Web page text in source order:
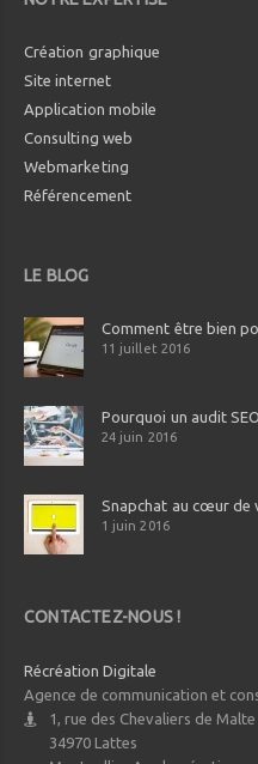
Création graphique
Site internet
Application mobile
Consulting web
Webmarketing
Référencement
LE BLOG
Comment être bien
11 juillet 2016
Pourquoi un audit
24 juin 2016
Snapchat au cœur de
1 juin 2016
CONTACTEZ-NOUS !
Récréation Digitale
Agence de communication et
1, rue des Chevaliers de Malte
34970 Lattes